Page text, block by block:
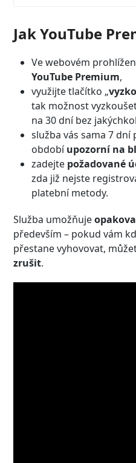
Jak YouTube
Ve webovém
YouTube Premium,
využijte tlačítko „
tak možnost
na 30 dní bez
služba vás sama 7
obdobíupozorní na
zadejte požadované
zda již nejste
platební metody.
Služba umožňuje
především – pokud vám
přestane vyhovovat,
zrušit.